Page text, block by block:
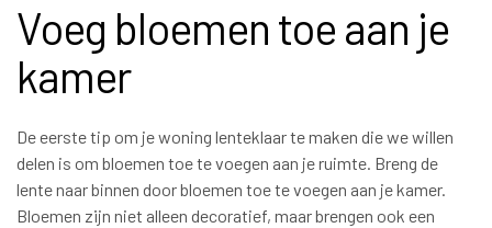
Voeg bloemen toe aan je
kamer
De eerste tip om je woning lenteklaar te maken die we willen
delen is om bloemen toe te voegen aan je ruimte. Breng de
lente naar binnen door bloemen toe te voegen aan je kamer.
Bloemen zijn niet alleen decoratief, maar brengen ook een